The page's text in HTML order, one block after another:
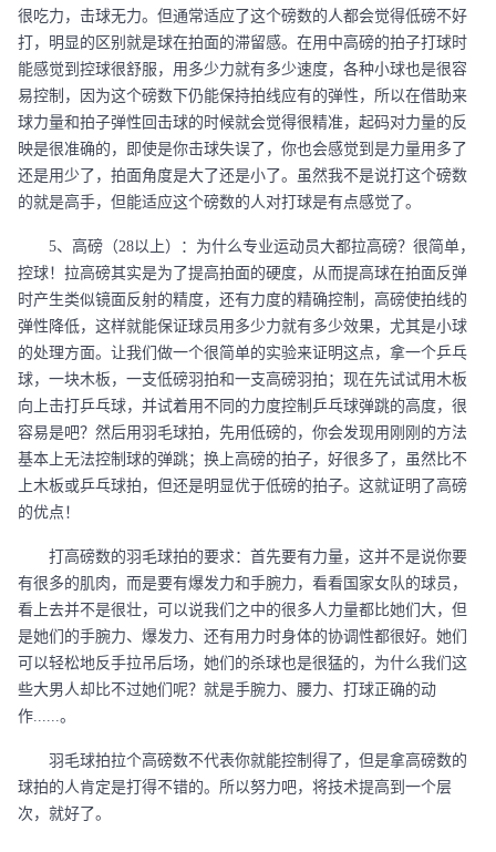
很吃力，击球无力。但通常适应了这个磅数的人都会觉得低磅不好
打，明显的区别就是球在拍面的滞留感。在用中高磅的拍子打球时
能感觉到控球很舒服，用多少力就有多少速度，各种小球也是很容
易控制，因为这个磅数下仍能保持拍线应有的弹性，所以在借助来
球力量和拍子弹性回击球的时候就会觉得很精准，起码对力量的反
映是很准确的，即使是你击球失误了，你也会感觉到是力量用多了
还是用少了，拍面角度是大了还是小了。虽然我不是说打这个磅数
的就是高手，但能适应这个磅数的人对打球是有点感觉了。
5、高磅（28以上）：为什么专业运动员大都拉高磅？很简单，
控球！拉高磅其实是为了提高拍面的硬度，从而提高球在拍面反弹
时产生类似镜面反射的精度，还有力度的精确控制，高磅使拍线的
弹性降低，这样就能保证球员用多少力就有多少效果，尤其是小球
的处理方面。让我们做一个很简单的实验来证明这点，拿一个乒乓
球，一块木板，一支低磅羽拍和一支高磅羽拍；现在先试试用木板
向上击打乒乓球，并试着用不同的力度控制乒乓球弹跳的高度，很
容易是吧？然后用羽毛球拍，先用低磅的，你会发现用刚刚的方法
基本上无法控制球的弹跳；换上高磅的拍子，好很多了，虽然比不
上木板或乒乓球拍，但还是明显优于低磅的拍子。这就证明了高磅
的优点！
打高磅数的羽毛球拍的要求：首先要有力量，这并不是说你要
有很多的肌肉，而是要有爆发力和手腕力，看看国家女队的球员，
看上去并不是很壮，可以说我们之中的很多人力量都比她们大，但
是她们的手腕力、爆发力、还有用力时身体的协调性都很好。她们
可以轻松地反手拉吊后场，她们的杀球也是很猛的，为什么我们这
些大男人却比不过她们呢？就是手腕力、腰力、打球正确的动
作......。
羽毛球拍拉个高磅数不代表你就能控制得了，但是拿高磅数的
球拍的人肯定是打得不错的。所以努力吧，将技术提高到一个层
次，就好了。